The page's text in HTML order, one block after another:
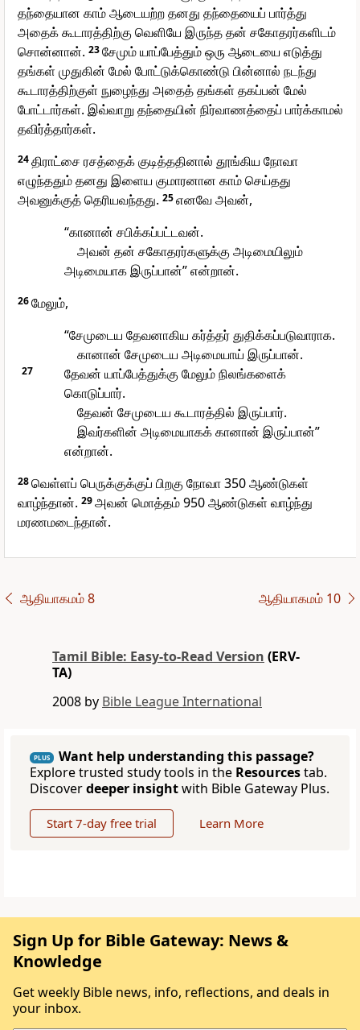
தந்தையான காம் ஆடையற்ற தனது தந்தையைப் பார்த்து
அதைக் கூடாரத்திற்கு வெளியே இருந்த தன் சகோதரர்களிடம்
சொன்னான். 23சேமும் யாப்பேத்தும் ஒரு ஆடையை எடுத்து
தங்கள் முதுகின் மேல் போட்டுக்கொண்டு பின்னால் நடந்து
கூடாரத்திற்குள் நுழைந்து அதைத் தங்கள் தகப்பன் மேல்
போட்டார்கள். இவ்வாறு தந்தையின் நிர்வாணத்தைப் பார்க்காமல்
தவிர்த்தார்கள்.
24திராட்சை ரசத்தைக் குடித்ததினால் தூங்கிய நோவா
எழுந்ததும் தனது இளைய குமாரனான காம் செய்தது
அவனுக்குத் தெரியவந்தது. 25எனவே அவன்,
“கானான் சபிக்கப்பட்டவன்.
அவன் தன் சகோதரர்களுக்கு அடிமையிலும்
அடிமையாக இருப்பான்” என்றான்.
26மேலும்,
“சேமுடைய தேவனாகிய கர்த்தர் துதிக்கப்படுவாராக.
கானான் சேமுடைய அடிமையாய் இருப்பான்.
27
தேவன் யாப்பேத்துக்கு மேலும் நிலங்களைக்
கொடுப்பார்.
தேவன் சேமுடைய கூடாரத்தில் இருப்பார்.
இவர்களின் அடிமையாகக் கானான் இருப்பான்”
என்றான்.
28வெள்ளப் பெருக்குக்குப் பிறகு நோவா 350 ஆண்டுகள்
வாழ்ந்தான். 29அவன் மொத்தம் 950 ஆண்டுகள் வாழ்ந்து
மரணமடைந்தான்.
ஆதியாகமம் 8 ஆதியாகமம் 10
Tamil Bible: Easy-to-Read Version (ERV-
TA)
2008 by Bible League International
PLUS
Want help understanding this passage?
Explore trusted study tools in the Resourcestab.
Discoverdeeper insightwith Bible Gateway Plus.
Start 7-day free trial Learn More
Sign Up for Bible Gateway: News &
Knowledge
Get weekly Bible news, info, reflections, and deals in
your inbox.